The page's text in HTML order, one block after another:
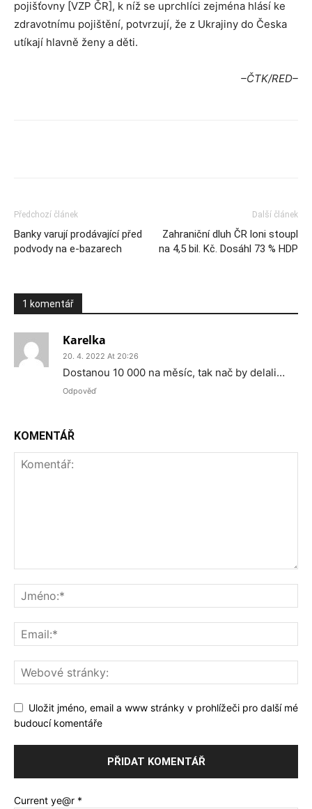
pojišťovny [VZP ČR], k níž se uprchlíci zejména hlásí ke
zdravotnímu pojištění, potvrzují, že z Ukrajiny do Česka
utíkají hlavně ženy a děti.
–ČTK/RED–
Předchozí článek
Banky varují prodávající před
podvody na e-bazarech
Další článek
Zahraniční dluh ČR loni stoupl
na 4,5 bil. Kč. Dosáhl 73 % HDP
1 komentář
Karelka
20. 4. 2022 At 20:26
Dostanou 10 000 na měsíc, tak nač by delali…
Odpověď
KOMENTÁŘ
Uložit jméno, email a www stránky v prohlížeči pro další mé
budoucí komentáře
Current ye@r *